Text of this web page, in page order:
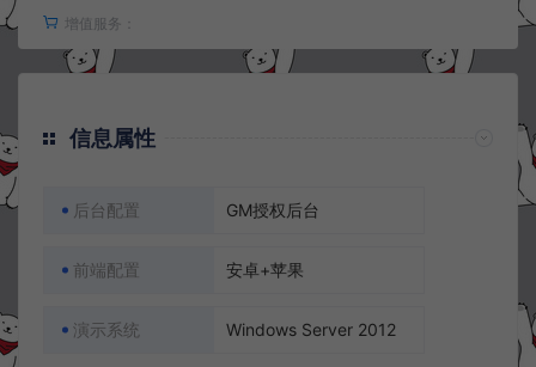
增值服务：
信息属性
后台配置 GM授权后台
前端配置 安卓+苹果
演示系统 Windows Server 2012